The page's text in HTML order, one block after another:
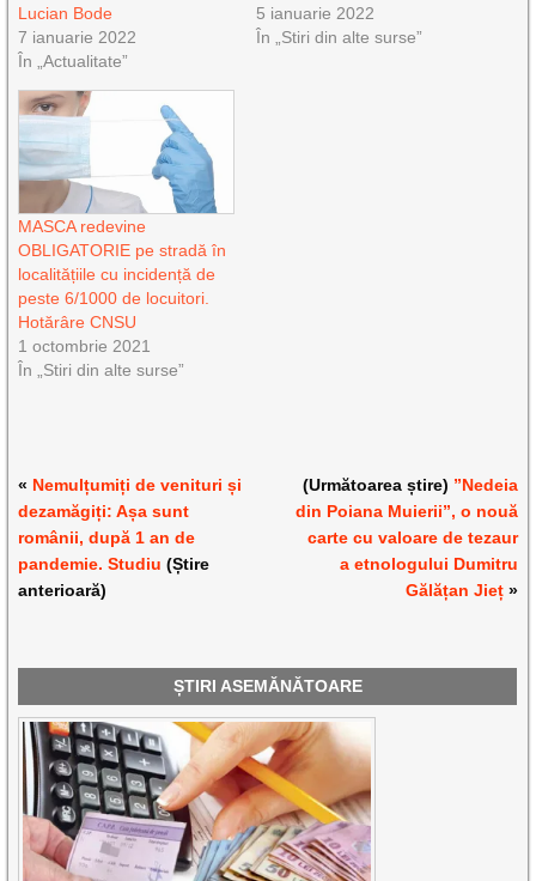
Lucian Bode
7 ianuarie 2022
În „Actualitate”
5 ianuarie 2022
În „Stiri din alte surse”
MASCA redevine
OBLIGATORIE pe stradă în
localitățiile cu incidență de
peste 6/1000 de locuitori.
Hotărâre CNSU
1 octombrie 2021
În „Stiri din alte surse”
« Nemulțumiți de venituri și
dezamăgiți: Așa sunt
românii, după 1 an de
pandemie. Studiu (Știre
anterioară)
(Următoarea știre) ”Nedeia
din Poiana Muierii”, o nouă
carte cu valoare de tezaur
a etnologului Dumitru
Gălățan Jieț»
ȘTIRI ASEMĂNĂTOARE